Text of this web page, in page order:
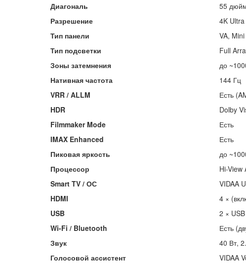
Диагональ
55
Разрешение
4K
Тип панели
VA,
Тип подсветки
Full
Зоны затемнения
до
Нативная частота
144 Гц
VRR / ALLM
Есть
HDR
Dolby
Filmmaker Mode
Есть
IMAX Enhanced
Есть
Пиковая яркость
до
Процессор
Hi-View
Smart TV / ОС
VIDAA
HDMI
4 ×
USB
2 × USB
Wi-Fi / Bluetooth
Есть
Звук
40 Вт,
Голосовой ассистент
VIDAA